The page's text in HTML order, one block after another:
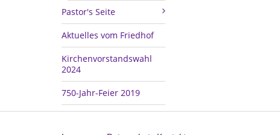
Pastor's Seite
Aktuelles vom Friedhof
Kirchenvorstandswahl
2024
750-Jahr-Feier 2019